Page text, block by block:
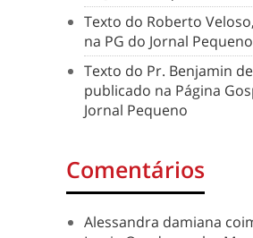
Texto do Roberto
na PG do Jornal Pequeno
Texto do Pr. Benjamin
publicado na Página
Jornal Pequeno
Comentários
Alessandra damiana